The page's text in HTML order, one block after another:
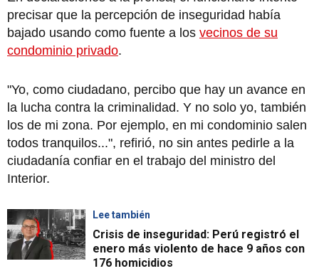
precisar que la percepción de inseguridad había
bajado usando como fuente a los vecinos de su
condominio privado.
"Yo, como ciudadano, percibo que hay un avance en
la lucha contra la criminalidad. Y no solo yo, también
los de mi zona. Por ejemplo, en mi condominio salen
todos tranquilos...", refirió, no sin antes pedirle a la
ciudadanía confiar en el trabajo del ministro del
Interior.
Lee también
Crisis de inseguridad: Perú registró el
enero más violento de hace 9 años con
176 homicidios